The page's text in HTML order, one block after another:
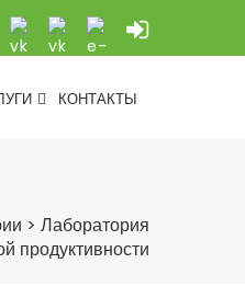
КОНТАКТЫ
> Лаборатория
продуктивности